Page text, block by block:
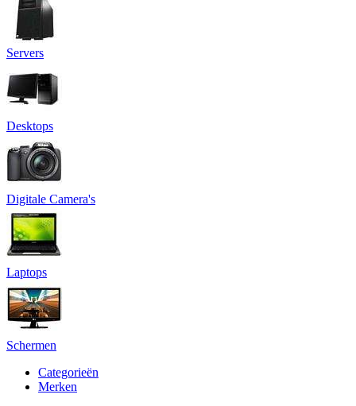
Servers
Desktops
Digitale Camera's
Laptops
Schermen
Categorieën
Merken